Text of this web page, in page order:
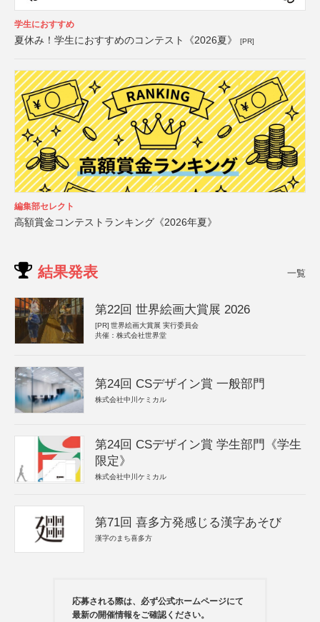
学生におすすめ
夏休み！学生におすすめのコンテスト《2026夏》 [PR]
編集部セレクト
高額賞金コンテストランキング《2026年夏》
結果発表 一覧
第22回 世界絵画大賞展 2026
[PR] 世界絵画大賞展 実行委員会
共催：株式会社世界堂
第24回 CSデザイン賞 一般部門
株式会社中川ケミカル
第24回 CSデザイン賞 学生部門《学生
限定》
株式会社中川ケミカル
第71回 喜多方発感じる漢字あそび
漢字のまち喜多方
応募される際は、必ず公式ホームページにて
最新の開催情報をご確認ください。